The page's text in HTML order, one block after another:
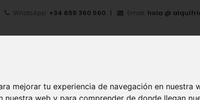
mejorar tu experiencia de navegación en
WhatsApp: +34 655 360 560 Email: hola @